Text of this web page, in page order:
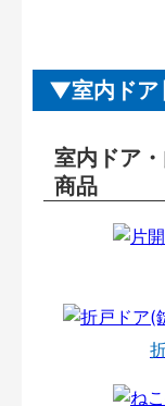
室内ドア
室内ドア
商品